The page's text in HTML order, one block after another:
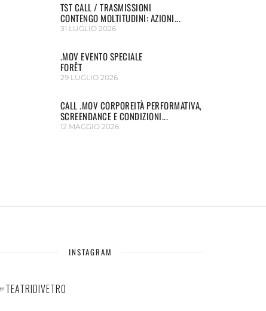
TST CALL / TRASMISSIONI
CONTENGO MOLTITUDINI: AZIONI...
31 LUGLIO 2026
.MOV EVENTO SPECIALE
FORÊT
29 LUGLIO 2026
CALL .MOV CORPOREITÀ PERFORMATIVA,
SCREENDANCE E CONDIZIONI...
12 MAGGIO 2026
INSTAGRAM
TEATRIDIVETRO